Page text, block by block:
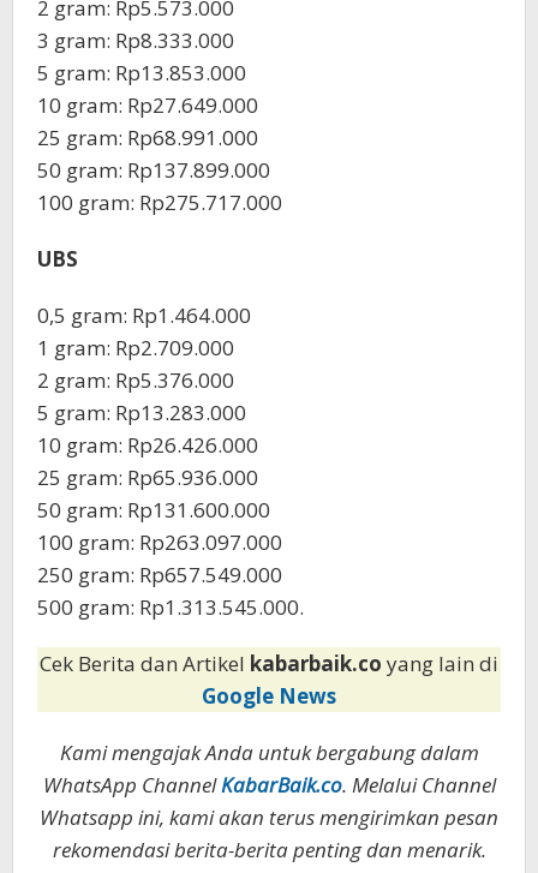
‎2 gram: Rp5.573.000
3 gram: Rp8.333.000
‎5 gram: Rp13.853.000
10 gram: Rp27.649.000
‎25 gram: Rp68.991.000
‎50 gram: Rp137.899.000
‎100 gram: Rp275.717.000
UBS
0,5 gram: Rp1.464.000
‎1 gram: Rp2.709.000
‎2 gram: Rp5.376.000
‎5 gram: Rp13.283.000
10 gram: Rp26.426.000
‎25 gram: Rp65.936.000
‎50 gram: Rp131.600.000
‎100 gram: Rp263.097.000
250 gram: Rp657.549.000
‎500 gram: Rp1.313.545.000.
Cek Berita dan Artikel kabarbaik.co yang lain di
Google News
Kami mengajak Anda untuk bergabung dalam
WhatsApp ChannelKabarBaik.co. Melalui Channel
Whatsapp ini, kami akan terus mengirimkan pesan
rekomendasi berita-berita penting dan menarik.